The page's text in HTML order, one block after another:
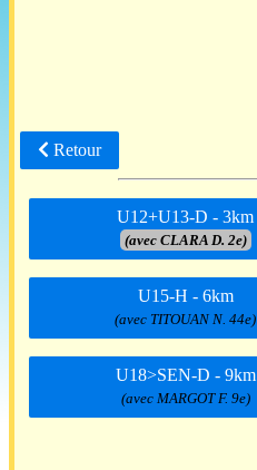
Retour
U12+U13-D - 3km
(avec CLARA D. 2e)
U15-H - 6km
(avec TITOUAN N. 44e)
U18>SEN-D - 9km
(avec MARGOT F. 9e)